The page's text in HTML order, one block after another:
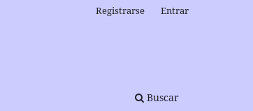
Buscar
Registrarse Entrar